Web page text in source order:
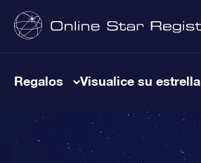
Regalos Visualice su estrella